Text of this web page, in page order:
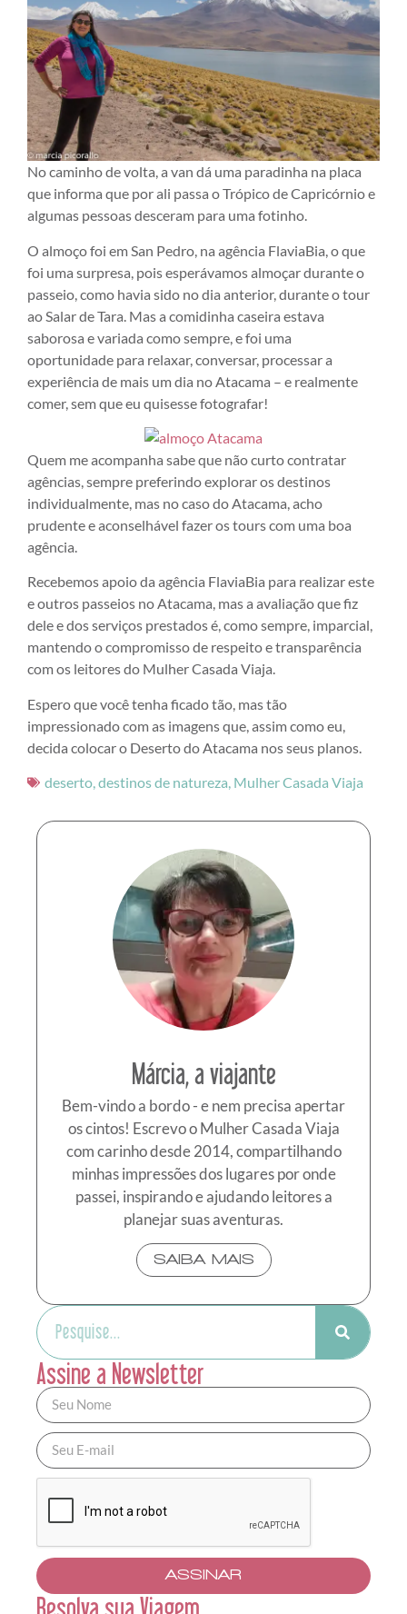
No caminho de volta, a van dá uma paradinha na placa
que informa que por ali passa o Trópico de Capricórnio e
algumas pessoas desceram para uma fotinho.
O almoço foi em San Pedro, na agência FlaviaBia, o que
foi uma surpresa, pois esperávamos almoçar durante o
passeio, como havia sido no dia anterior, durante o tour
ao Salar de Tara. Mas a comidinha caseira estava
saborosa e variada como sempre, e foi uma
oportunidade para relaxar, conversar, processar a
experiência de mais um dia no Atacama – e realmente
comer, sem que eu quisesse fotografar!
Quem me acompanha sabe que não curto contratar
agências, sempre preferindo explorar os destinos
individualmente, mas no caso do Atacama, acho
prudente e aconselhável fazer os tours com uma boa
agência.
Recebemos apoio da agência FlaviaBia para realizar este
e outros passeios no Atacama, mas a avaliação que fiz
dele e dos serviços prestados é, como sempre, imparcial,
mantendo o compromisso de respeito e transparência
com os leitores do Mulher Casada Viaja.
Espero que você tenha ficado tão, mas tão
impressionado com as imagens que, assim como eu,
decida colocar o Deserto do Atacama nos seus planos.
deserto,destinos de natureza, Mulher Casada Viaja
Márcia, a viajante
Bem-vindo a bordo - e nem precisa apertar
os cintos! Escrevo o Mulher Casada Viaja
com carinho desde 2014, compartilhando
minhas impressões dos lugares por onde
passei, inspirando e ajudando leitores a
planejar suas aventuras.
SAIBA MAIS
Assine a Newsletter
ASSINAR
Resolva sua Viagem